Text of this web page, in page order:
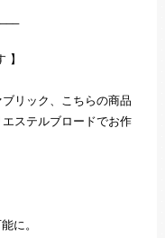
】
リック、こちらの商品
ステルブロードでお作
に。